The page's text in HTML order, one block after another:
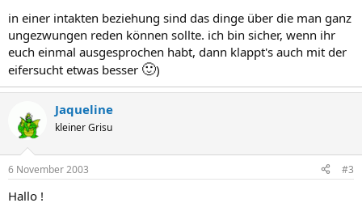
in einer intakten beziehung sind das dinge über die man ganz
ungezwungen reden können sollte. ich bin sicher, wenn ihr
euch einmal ausgesprochen habt, dann klappt's auch mit der
eifersucht etwas besser 🙂)
Jaqueline
kleiner Grisu
6 November 2003 #3
Hallo !